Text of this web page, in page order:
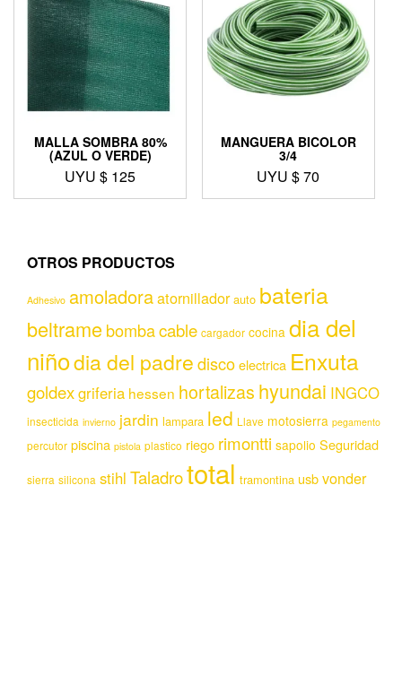
MALLA SOMBRA 80%
(AZUL O VERDE)
UYU $ 125
MANGUERA BICOLOR
3/4
UYU $70
OTROS PRODUCTOS
Adhesivo amoladoraatornillador auto bateria
beltramebombacable cargador cocina dia del
niñodia del padrediscoelectrica Enxuta
goldexgriferia hessen hortalizas hyundai INGCO
insecticida invierno jardin lampara led Llave motosierra pegamento
percutor piscina pistola plastico riego rimontti sapolio Seguridad
sierra silicona stihl Taladrototal tramontina usbvonder